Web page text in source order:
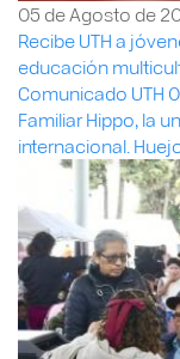
05 de Agosto de
Recibe UTH a
educación
Comunicado UTH
Familiar Hippo, la
internacional.